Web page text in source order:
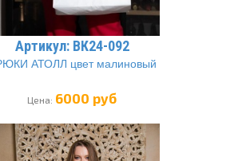
Артикул: ВК24-092
АТОЛЛ цвет малиновый
Цена: 6000 руб